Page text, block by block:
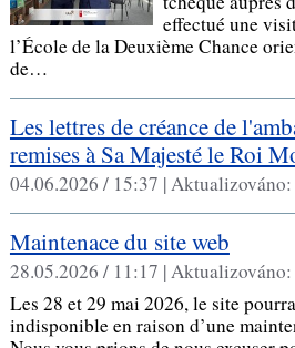
effectué une
l’École de la Deuxième Chance
de…
Les lettres de créance de
remises à Sa Majesté le Roi
04.06.2026 / 15:37 |Aktualizováno:
Maintenace du site web
28.05.2026 / 11:17 |Aktualizováno:
Les 28 et 29 mai 2026, le site
indisponible en raison d’une